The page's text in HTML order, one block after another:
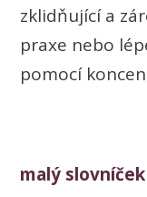
zklidňující a
praxe nebo
pomocí
malý